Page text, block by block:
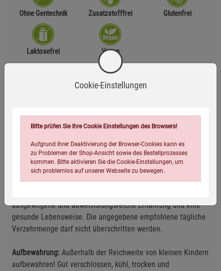
Ohne Gentechnik Zusatzstofffrei Glutenfrei
Laktosefrei Vegan
(MK-7).
Anwendungsempfehlung
10 Tropfen täglich unverdünnt auf einem Löffel einnehmen.
ausgewogene und abwechslungsreiche Ernährung und eine
gesunde Lebensweise. Die angegebene empfohlene tägliche
Verzehrmenge darf nicht überschritten werden.
Aufbewahrung: Außerhalb der Reichweite von kleinen Kindern
aufbewahren! Gut verschlossen, kühl, trocken und
Cookie-Einstellungen
Bitte prüfen Sie Ihre Cookie Einstellungen des Browsers!
Aufgrund Ihrer Deaktivierung der Browser-Cookies kann es
zu Problemen der Shop-Ansicht sowie des Bestellprozesses
kommen. Bitte aktivieren Sie die Cookie-Einstellungen, um
sich problemlos auf unserer Webseite zu bewegen.
Einstellungen speichern für die Gruppe